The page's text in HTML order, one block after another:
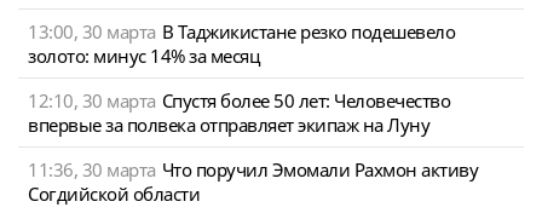
13:00, 30 марта В Таджикистане резко подешевело
золото: минус 14% за месяц
12:10, 30 марта Спустя более 50 лет: Человечество
впервые за полвека отправляет экипаж на Луну
11:36, 30 марта Что поручил Эмомали Рахмон активу
Согдийской области